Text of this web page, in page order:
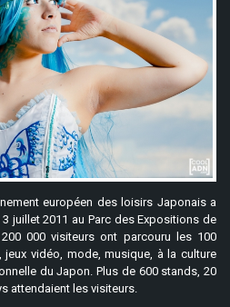
européen des loisirs Japonais a
juillet 2011 au Parc des Expositions de
000 visiteurs ont parcouru les 100
jeux vidéo, mode, musique, à la culture
du Japon. Plus de 600 stands, 20
attendaient les visiteurs.